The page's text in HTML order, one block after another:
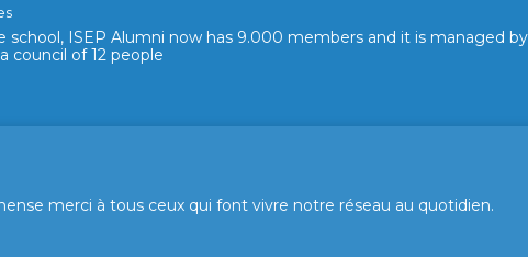
ISEP Alumni now has 9.000 members and it is managed
council of 12 people
merci à tous ceux qui font vivre notre réseau au quotidien.